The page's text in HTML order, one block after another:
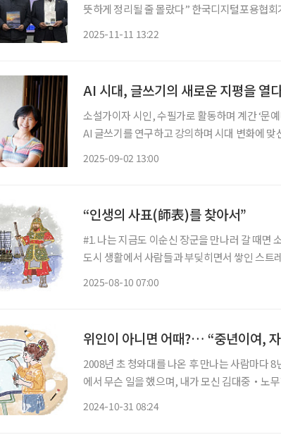
뜻하게 정리될 줄 몰랐다” 한국디지털포용협회가 진행한 ‘AI 자서전 쓰기-인생사(史)랑’ 1기
2025-11-11 13:22
AI 시대, 글쓰기의 새로운 지평을 열
소설가이자 시인, 수필가로 활동하며 계간 ‘문
AI 글쓰기를 연구하고 강의하며 시대 변화에
2025-09-02 13:00
“인생의 사표(師表)를 찾아서”
#1. 나는 지금도 이순신 장군을 만나러 갈 때면
도시 생활에서 사람들과 부딪히면서 쌓인 스트
2025-08-10 07:00
위인이 아니면 어때?… “중년이여,
2008년 초 청와대를 나온 후 만나는 사람마다
에서 무슨 일을 했으며, 내가 모신 김대중・노
2024-10-31 08:24